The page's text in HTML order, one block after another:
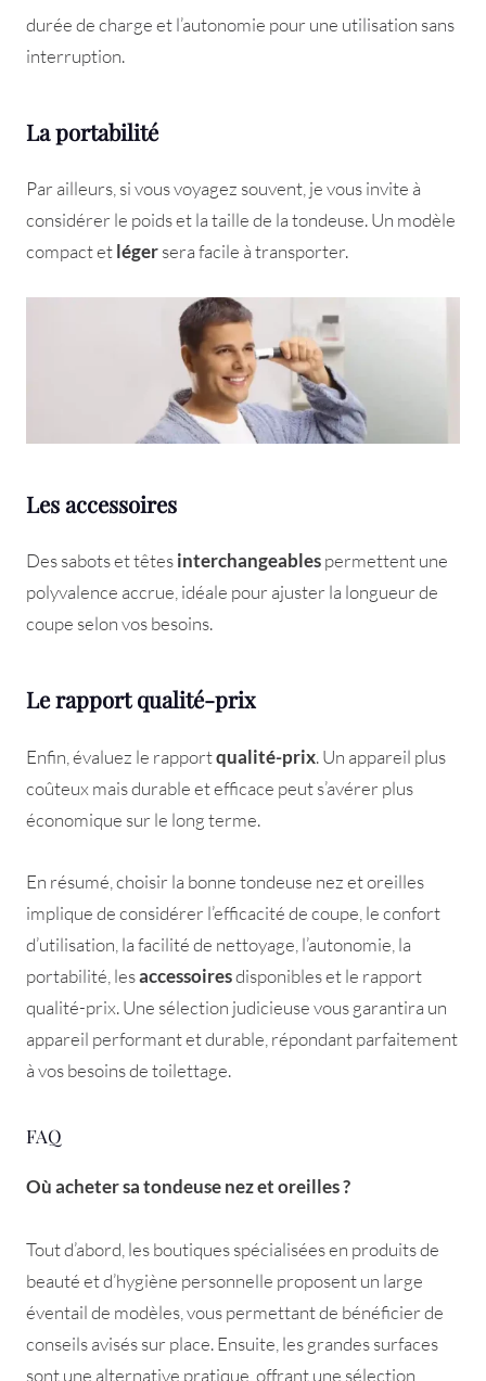
durée de charge et l’autonomie pour une utilisation sans
interruption.
La portabilité
Par ailleurs, si vous voyagez souvent, je vous invite à
considérer le poids et la taille de la tondeuse. Un modèle
compact etlégersera facile à transporter.
Les accessoires
Des sabots et têtesinterchangeablespermettent une
polyvalence accrue, idéale pour ajuster la longueur de
coupe selon vos besoins.
Le rapport qualité-prix
Enfin, évaluez le rapportqualité-prix. Un appareil plus
coûteux mais durable et efficace peut s’avérer plus
économique sur le long terme.
En résumé, choisir la bonne tondeuse nez et oreilles
implique de considérer l’efficacité de coupe, le confort
d’utilisation, la facilité de nettoyage, l’autonomie, la
portabilité, lesaccessoiresdisponibles et le rapport
qualité-prix. Une sélection judicieuse vous garantira un
appareil performant et durable, répondant parfaitement
à vos besoins de toilettage.
FAQ
Où acheter sa tondeuse nez et oreilles ?
Tout d’abord, les boutiques spécialisées en produits de
beauté et d’hygiène personnelle proposent un large
éventail de modèles, vous permettant de bénéficier de
conseils avisés sur place. Ensuite, les grandes surfaces
sont une alternative pratique, offrant une sélection